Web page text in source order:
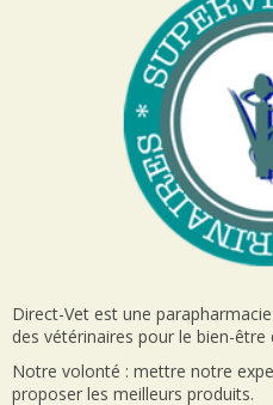
Direct-Vet est une
des vétérinaires pour le bien-
Notre volonté : mettre notre
proposer les meilleurs produits.